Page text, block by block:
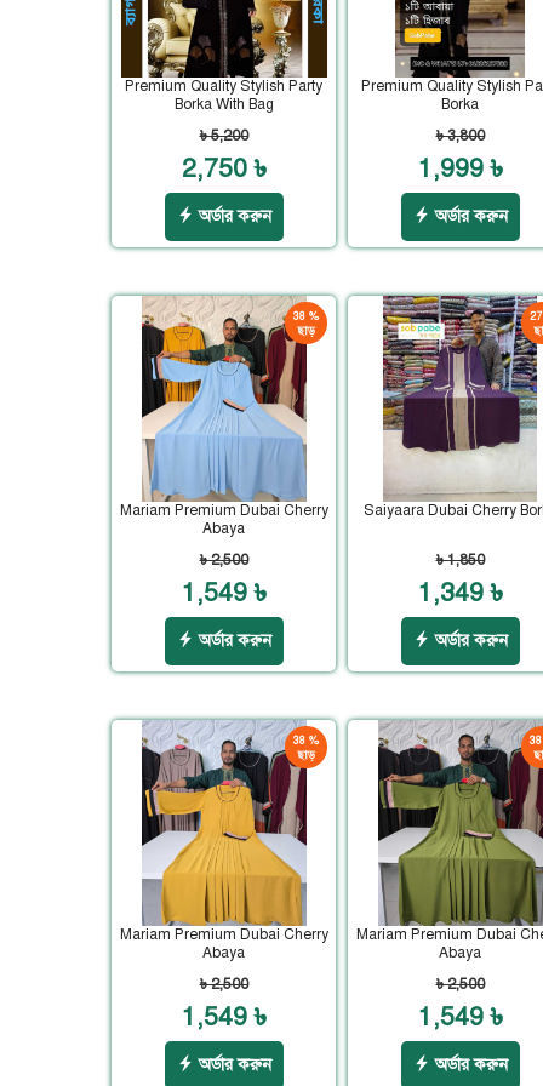
Premium Quality Stylish Party
Borka With Bag
৳ 5,200
2,750 ৳
অর্ডার করুন
Premium Quality Stylish
Borka
৳ 3,800
1,999 ৳
অর্ডার করুন
38 %
ছাড়
Mariam Premium Dubai Cherry
Abaya
৳ 2,500
1,549 ৳
অর্ডার করুন
Saiyaara Dubai Cherry
৳ 1,850
1,349 ৳
অর্ডার করুন
38 %
ছাড়
Mariam Premium Dubai Cherry
Abaya
৳ 2,500
1,549 ৳
অর্ডার করুন
Mariam Premium Dubai
Abaya
৳ 2,500
1,549 ৳
অর্ডার করুন